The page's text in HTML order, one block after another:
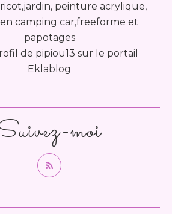
peinture acrylique,
camping car,freeforme et
papotages
de pipiou13 sur le portail
Eklablog
moi